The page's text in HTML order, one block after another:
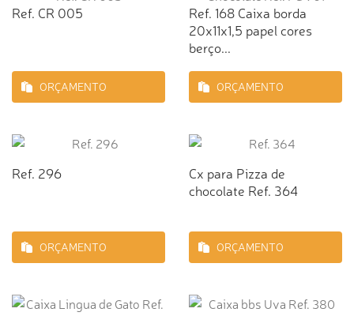
Ref. CR 005
ORÇAMENTO
Ref. 168 Caixa borda
20x11x1,5 papel cores
berço...
ORÇAMENTO
Ref. 296
ORÇAMENTO
Cx para Pizza de
chocolate Ref. 364
ORÇAMENTO